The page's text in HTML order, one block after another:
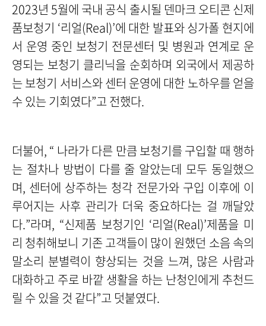
2023년 5월에 국내 공식 출시될 덴마크 오티콘 신제
품보청기 ‘리얼(Real)’에 대한 발표와 싱가폴 현지에
서 운영 중인 보청기 전문센터 및 병원과 연계로 운
영되는 보청기 클리닉을 순회하며 외국에서 제공하
는 보청기 서비스와 센터 운영에 대한 노하우를 얻을
수 있는 기회였다”고 전했다.
더불어, “ 나라가 다른 만큼 보청기를 구입할 때 행하
는 절차나 방법이 다를 줄 알았는데 모두 동일했으
며, 센터에 상주하는 청각 전문가와 구입 이후에 이
루어지는 사후 관리가 더욱 중요하다는 걸 깨달았
다.”라며, “신제품 보청기인 ‘리얼(Real)’제품을 미
리 청취해보니 기존 고객들이 많이 원했던 소음 속의
말소리 분별력이 향상되는 것을 느껴, 많은 사람과
대화하고 주로 바깥 생활을 하는 난청인에게 추천드
릴 수 있을 것 같다”고 덧붙였다.